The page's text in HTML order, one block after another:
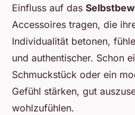
Einfluss auf das
Accessoires tragen, die
Individualität betonen,
und authentischer. Schon
Schmuckstück oder ein
Gefühl stärken, gut
wohlzufühlen.